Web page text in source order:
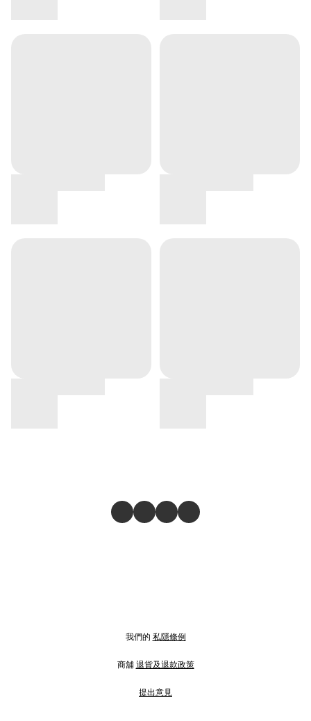
我們的 私隱條例
商舖 退貨及退款政策
提出意見